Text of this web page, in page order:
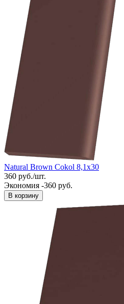
Natural Brown Cokol 8,1x30
360 руб./шт.
Экономия -360 руб.
В корзину